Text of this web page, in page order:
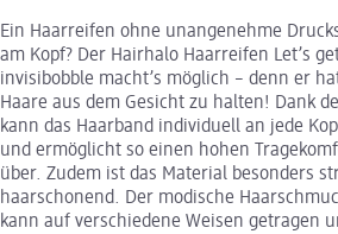
Ein Haarreifen ohne unangenehme
am Kopf? Der Hairhalo Haarreifen Let’s
invisibobble macht’s möglich – denn er
Haare aus dem Gesicht zu halten! Dank
kann das Haarband individuell an jede
und ermöglicht so einen hohen
über. Zudem ist das Material besonders
haarschonend. Der modische
kann auf verschiedene Weisen getragen